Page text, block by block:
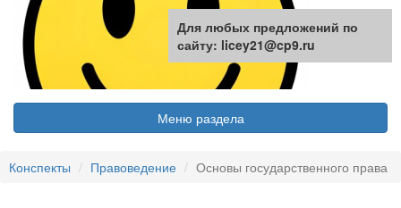
Меню раздела
Конспекты Правоведение Основы государственного права
Для любых предложений по
сайту: licey21@cp9.ru